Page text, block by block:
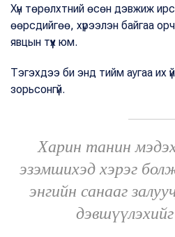
Хүн төрөлхтний өсөн дэвжиж
өөрсдийгөө, хүрээлэн байгаа
явцын түүх юм.
Тэгэхдээ би энд тийм аугаа их
зорьсонгүй.
Харин танин
эзэмшихэд хэрэг
энгийн санааг